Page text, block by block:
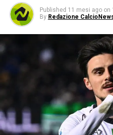
Published 11 mesi ago on
By Redazione